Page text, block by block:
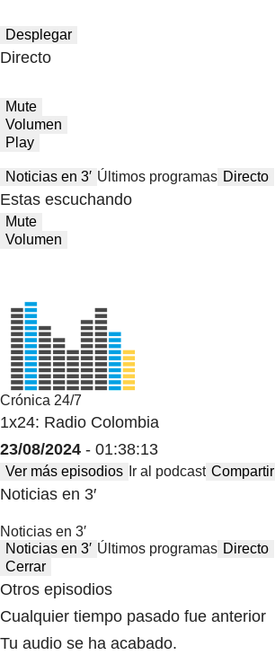
Desplegar
Directo
Mute
Volumen
Play
Noticias en 3′ Últimos programas Directo
Estas escuchando
Mute
Volumen
Crónica 24/7
1x24: Radio Colombia
23/08/2024 - 01:38:13
Ver más episodios Ir al podcast Compartir
Noticias en 3′
Noticias en 3′
Noticias en 3′ Últimos programas Directo
Cerrar
Otros episodios
Cualquier tiempo pasado fue anterior
Tu audio se ha acabado.